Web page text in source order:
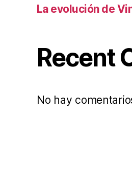
La evolución de
Recent
No hay